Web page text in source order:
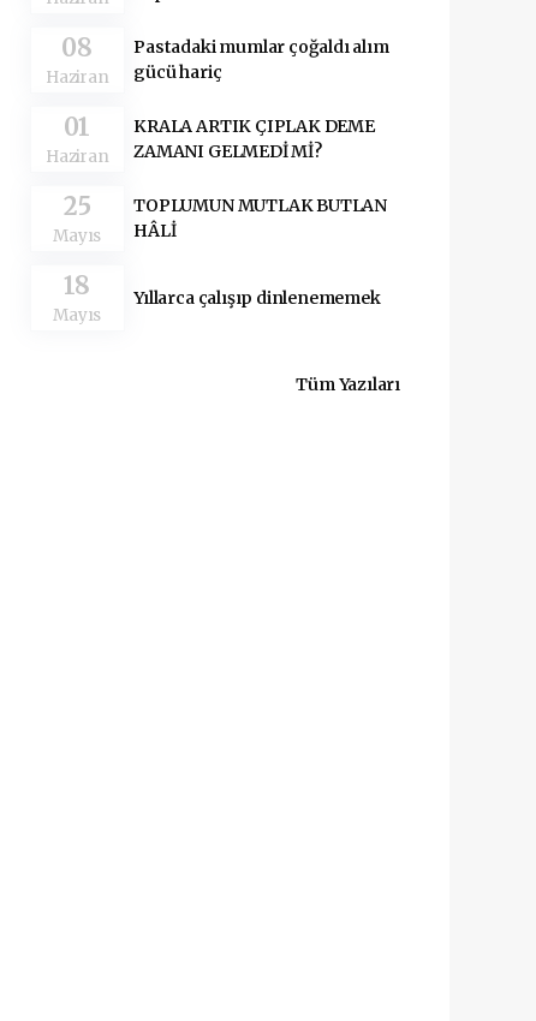
08
Haziran
Pastadaki mumlar çoğaldı alım
gücü hariç
01
Haziran
KRALA ARTIK ÇIPLAK DEME
ZAMANI GELMEDİ Mİ?
25
Mayıs
TOPLUMUN MUTLAK BUTLAN
HÂLİ
18
Mayıs
Yıllarca çalışıp dinlenememek
Tüm Yazıları